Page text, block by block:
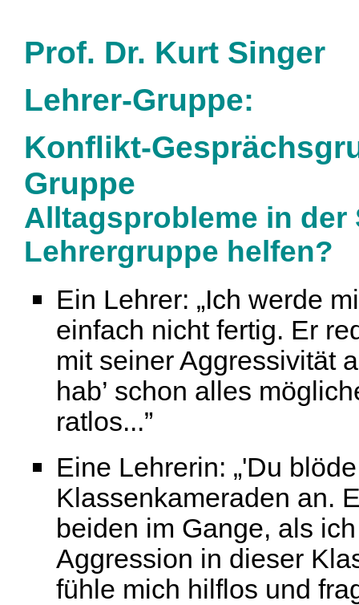
Prof. Dr. Kurt Singer
Lehrer-Gruppe:
Konflikt-
Gruppe
Alltagsprobleme in der
Lehrergruppe helfen?
Ein Lehrer: „Ich werde
einfach nicht fertig. Er
mit seiner Aggressivität
hab’ schon alles
ratlos...”
Eine Lehrerin: „'Du
Klassenkameraden an.
beiden im Gange, als
Aggression in dieser
fühle mich hilflos und